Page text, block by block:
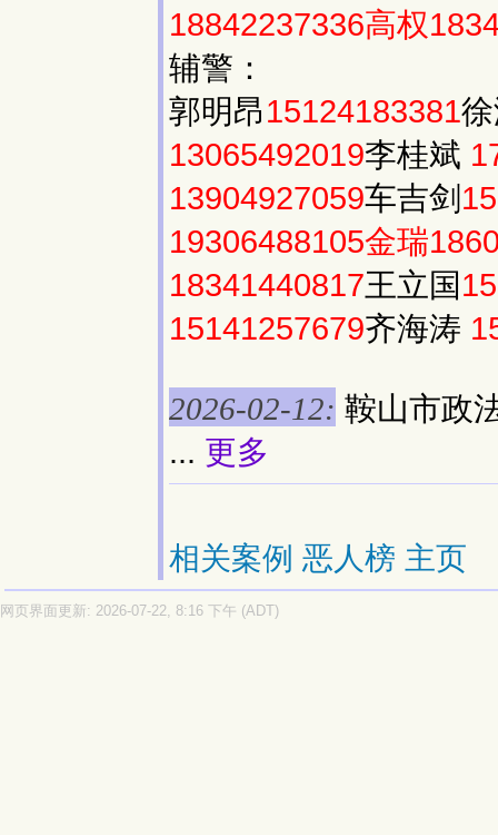
18842237336高权
辅警：
郭明昂15124183381
13065492019李桂斌
13904927059车吉剑
19306488105金瑞
18341440817王立国
15141257679齐海涛
2026-02-12: 鞍山市政
... 更多
相关案例 恶人榜 主页
网页界面更新: 2026-07-22, 8:16 下午 (ADT)